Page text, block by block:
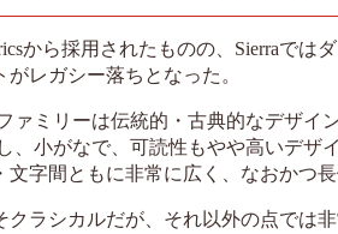
から採用されたものの、Sierraで
レガシー落ちとなった。
ァミリーは伝統的・古典的なデザ
、小がなで、可読性もやや高いデザ
字間ともに非常に広く、なおかつ
ラシカルだが、それ以外の点では非